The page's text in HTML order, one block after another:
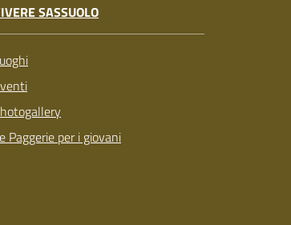
SASSUOLO
Paggerie per i giovani